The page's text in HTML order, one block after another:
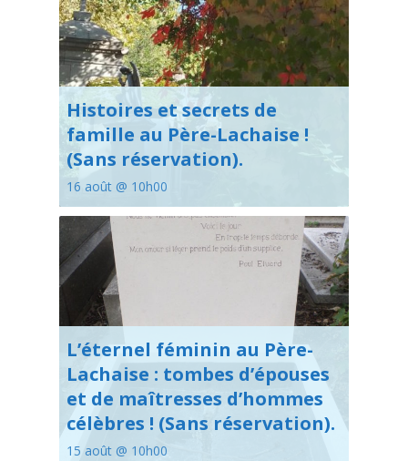
Histoires et secrets de
famille au Père-Lachaise !
(Sans réservation).
16 août @ 10h00
L’éternel féminin au Père-
Lachaise : tombes d’épouses
et de maîtresses d’hommes
célèbres ! (Sans réservation).
15 août @ 10h00